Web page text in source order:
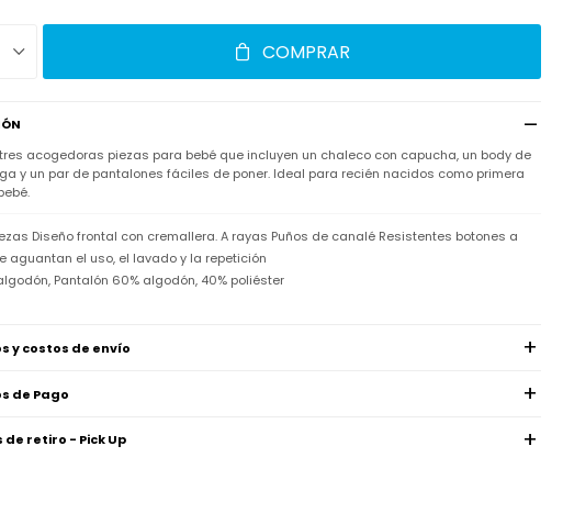
COMPRAR
acogedoras piezas para bebé que incluyen un chaleco con capucha, un body de
y un par de pantalones fáciles de poner. Ideal para recién nacidos como primera
Diseño frontal con cremallera. A rayas Puños de canalé Resistentes botones a
aguantan el uso, el lavado y la repetición
Pantalón 60% algodón, 40% poliéster
y costos de envío
de Pago
de retiro - Pick Up